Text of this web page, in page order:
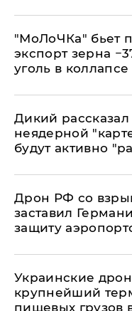
​"МоЛоЧКа" бьет
экспорт зерна
уголь в коллапсе
Дикий
неядерной
будут активно
​Дрон РФ со
заставил
защиту
Украинские
крупнейший
пищевых грузов